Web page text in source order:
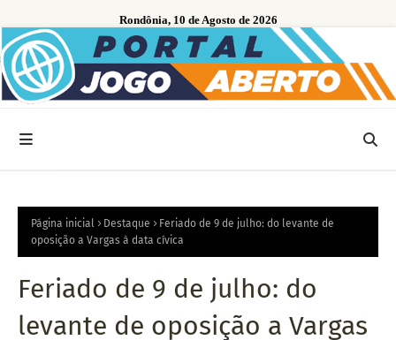
Rondônia, 10 de Agosto de 2026
Página inicial Destaque
Feriado de 9 de julho: do levante de
oposição a Vargas à data cívica
Feriado de 9 de julho: do
levante de oposição a Vargas